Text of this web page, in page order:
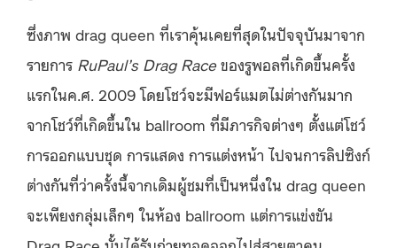
ซึ่งภาพ drag queen ที่เราคุ้นเคยที่สุดในปัจจุบันมาจาก
รายการ RuPaul’s Drag Race ของรูพอลที่เกิดขึ้นครั้ง
แรกในค.ศ. 2009 โดยโชว์จะมีฟอร์แมตไม่ต่างกันมาก
จากโชว์ที่เกิดขึ้นใน ballroom ที่มีภารกิจต่างๆ ตั้งแต่โชว์
การออกแบบชุด การแสดง การแต่งหน้า ไปจนการลิปซิงก์
ต่างกันที่ว่าครั้งนี้จากเดิมผู้ชมที่เป็นหนึ่งใน drag queen
จะเพียงกลุ่มเล็กๆ ในห้อง ballroom แต่การแข่งขัน